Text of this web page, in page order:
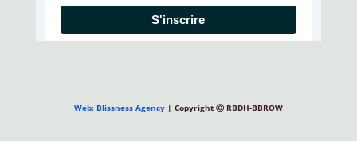
S'inscrire
Web: Blissness Agency| Copyright Ⓒ RBDH-BBROW